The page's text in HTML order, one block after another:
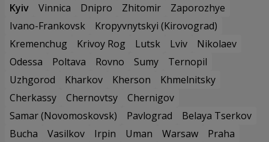
Kyiv
Vinnica Dnipro Zhitomir
Zaporozhye
Ivano-Frankovsk
Kropyvnytskyi (Kirovograd)
Kremenchug
Krivoy Rog Lutsk Lviv
Nikolaev
Odessa
Poltava Rovno Sumy
Ternopil
Uzhgorod
Kharkov Kherson
Khmelnitsky
Cherkassy
Chernovtsy
Chernigov
Samar (Novomoskovsk)
Pavlograd
Belaya Tserkov
Bucha
Vasilkov Irpin Uman Warsaw
Praha